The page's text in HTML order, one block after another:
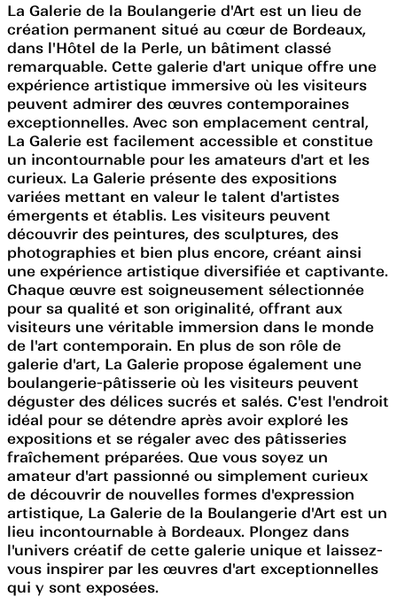
La Galerie de la Boulangerie d'Art est un lieu de
création permanent situé au cœur de Bordeaux,
dans l'Hôtel de la Perle, un bâtiment classé
remarquable. Cette galerie d'art unique offre une
expérience artistique immersive où les visiteurs
peuvent admirer des œuvres contemporaines
exceptionnelles. Avec son emplacement central,
La Galerie est facilement accessible et constitue
un incontournable pour les amateurs d'art et les
curieux. La Galerie présente des expositions
variées mettant en valeur le talent d'artistes
émergents et établis. Les visiteurs peuvent
découvrir des peintures, des sculptures, des
photographies et bien plus encore, créant ainsi
une expérience artistique diversifiée et captivante.
Chaque œuvre est soigneusement sélectionnée
pour sa qualité et son originalité, offrant aux
visiteurs une véritable immersion dans le monde
de l'art contemporain. En plus de son rôle de
galerie d'art, La Galerie propose également une
boulangerie-pâtisserie où les visiteurs peuvent
déguster des délices sucrés et salés. C'est l'endroit
idéal pour se détendre après avoir exploré les
expositions et se régaler avec des pâtisseries
fraîchement préparées. Que vous soyez un
amateur d'art passionné ou simplement curieux
de découvrir de nouvelles formes d'expression
artistique, La Galerie de la Boulangerie d'Art est un
lieu incontournable à Bordeaux. Plongez dans
l'univers créatif de cette galerie unique et laissez-
vous inspirer par les œuvres d'art exceptionnelles
qui y sont exposées.